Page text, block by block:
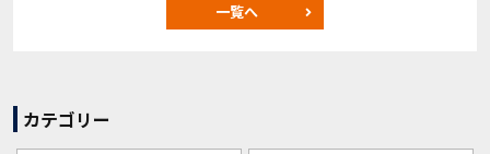
一覧へ
カテゴリー